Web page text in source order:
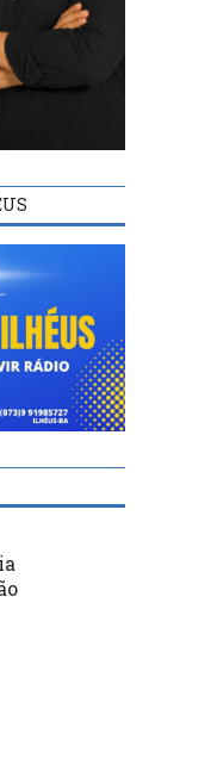
FUTEBOL
18/09/20
Tite anuncia convocados
início das
Copa de 2022